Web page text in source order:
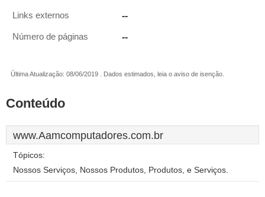
Links externos --
Número de páginas --
Última Atualização: 08/06/2019 . Dados estimados, leia o aviso de isenção.
Conteúdo
www.Aamcomputadores.com.br
Tópicos:
Nossos Serviços, Nossos Produtos, Produtos, e Serviços.